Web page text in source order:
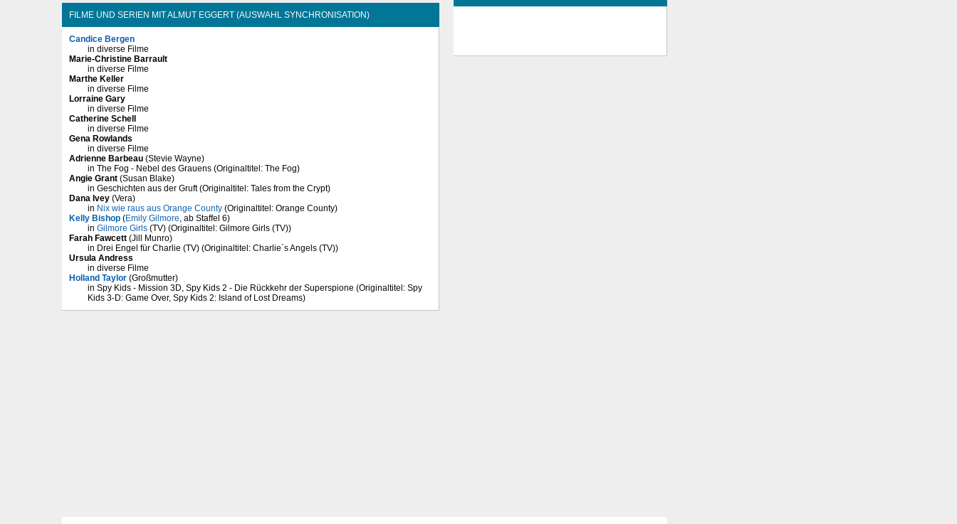
FILME UND SERIEN MIT ALMUT EGGERT (AUSWAHL SYNCHRONISATION)
Candice Bergen
in diverse Filme
Marie-Christine Barrault
in diverse Filme
Marthe Keller
in diverse Filme
Lorraine Gary
in diverse Filme
Catherine Schell
in diverse Filme
Gena Rowlands
in diverse Filme
Adrienne Barbeau (Stevie Wayne)
in The Fog - Nebel des Grauens (Originaltitel: The Fog)
Angie Grant (Susan Blake)
in Geschichten aus der Gruft (Originaltitel: Tales from the Crypt)
Dana Ivey (Vera)
in Nix wie raus aus Orange County (Originaltitel: Orange County)
Kelly Bishop (Emily Gilmore, ab Staffel 6)
in Gilmore Girls (TV) (Originaltitel: Gilmore Girls (TV))
Farah Fawcett (Jill Munro)
in Drei Engel für Charlie (TV) (Originaltitel: Charlie`s Angels (TV))
Ursula Andress
in diverse Filme
Holland Taylor (Großmutter)
in Spy Kids - Mission 3D, Spy Kids 2 - Die Rückkehr der Superspione (Originaltitel: Spy
Kids 3-D: Game Over, Spy Kids 2: Island of Lost Dreams)